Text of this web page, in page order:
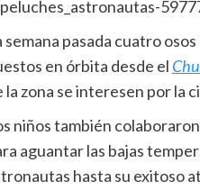
semana pasada cuatro
en órbita desde el
la zona se interesen por la
niños también
aguantar las bajas
hasta su exitoso